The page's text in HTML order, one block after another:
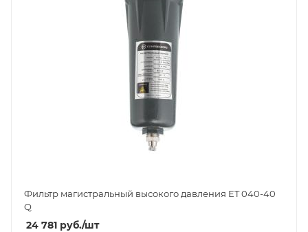
Фильтр магистральный высокого давления ET 040-40
Q
24 781 руб./шт